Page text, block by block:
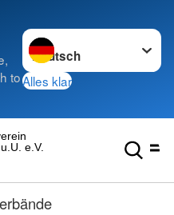
to
Sprache wechseln zu
Alles klar
e.V.